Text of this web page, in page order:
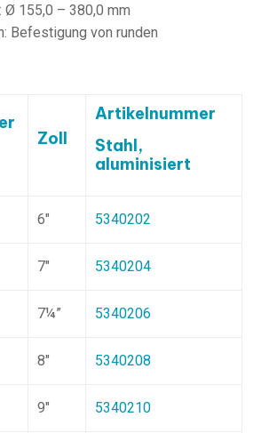
Ø 155,0 – 380,0 mm
Befestigung von runden
Zoll
Artikelnummer
Stahl,
aluminisiert
6″ 5340202
7″ 5340204
7¼” 5340206
8″ 5340208
9″ 5340210